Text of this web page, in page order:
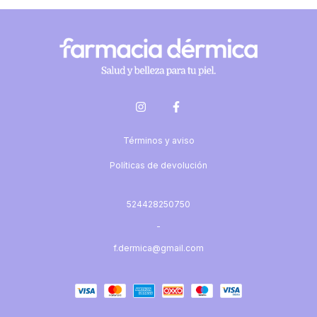
Términos y aviso
Políticas de devolución
524428250750
-
f.dermica@gmail.com